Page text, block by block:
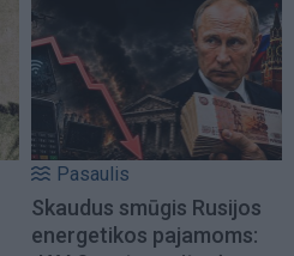
Pasaulis
Skaudus smūgis Rusijos
energetikos pajamoms: